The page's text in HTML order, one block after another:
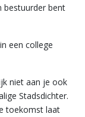
bestuurder bent
een college
niet aan je ook
Stadsdichter.
toekomst laat